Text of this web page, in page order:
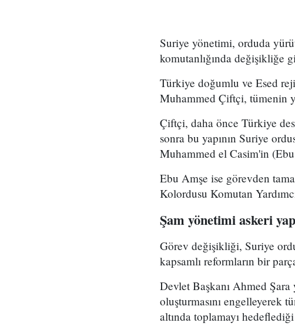
Suriye yönetimi, orduda
komutanlığında değişikliğe
Türkiye doğumlu ve Esed
Muhammed Çiftçi, tümenin
Çiftçi, daha önce Türkiye
sonra bu yapının Suriye
Muhammed el Casim'in
Ebu Amşe ise görevden
Kolordusu Komutan
Şam yönetimi askeri
Görev değişikliği, Suriye
kapsamlı reformların bir
Devlet Başkanı Ahmed
oluşturmasını engelleyerek
altında toplamayı